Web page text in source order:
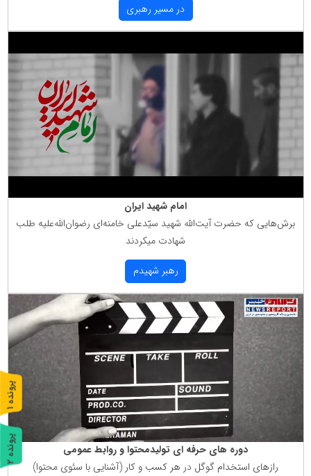
در مسیر رهبری
امام شهید ایران
برش‌هایی كه حضرت آیت‌الله شهید سیّدعلی خامنه‌ای رضوان‌الله‌علیه طلب
شهادت میكردند
رهبر شهیدم
دوره های حرفه ای تولیدمحتوا و روابط عمومی
رازهای استخدام گوگل در هر كسب و كار (آشنایی با سئوی محتوا)
پ
ر
و
ن
د
ه
1
پ
ر
و
ن
د
ه
2